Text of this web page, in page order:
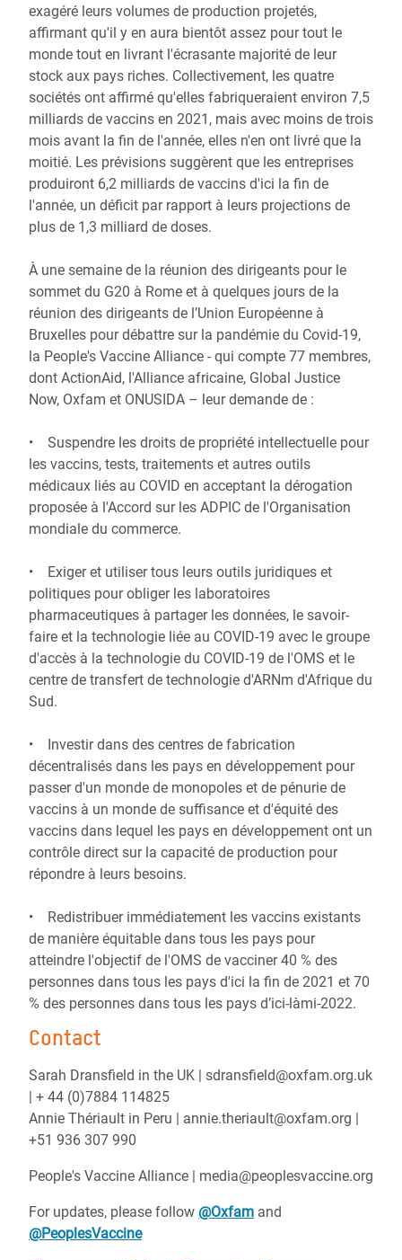
exagéré leurs volumes de production projetés,
affirmant qu'il y en aura bientôt assez pour tout le
monde tout en livrant l'écrasante majorité de leur
stock aux pays riches. Collectivement, les quatre
sociétés ont affirmé qu'elles fabriqueraient environ 7,5
milliards de vaccins en 2021, mais avec moins de trois
mois avant la fin de l'année, elles n'en ont livré que la
moitié. Les prévisions suggèrent que les entreprises
produiront 6,2 milliards de vaccins d'ici la fin de
l'année, un déficit par rapport à leurs projections de
plus de 1,3 milliard de doses.
À une semaine de la réunion des dirigeants pour le
sommet du G20 à Rome et à quelques jours de la
réunion des dirigeants de l’Union Européenne à
Bruxelles pour débattre sur la pandémie du Covid-19,
la People's Vaccine Alliance - qui compte 77 membres,
dont ActionAid, l'Alliance africaine, Global Justice
Now, Oxfam et ONUSIDA – leur demande de :
• Suspendre les droits de propriété intellectuelle pour
les vaccins, tests, traitements et autres outils
médicaux liés au COVID en acceptant la dérogation
proposée à l'Accord sur les ADPIC de l'Organisation
mondiale du commerce.
• Exiger et utiliser tous leurs outils juridiques et
politiques pour obliger les laboratoires
pharmaceutiques à partager les données, le savoir-
faire et la technologie liée au COVID-19 avec le groupe
d'accès à la technologie du COVID-19 de l'OMS et le
centre de transfert de technologie d'ARNm d'Afrique du
Sud.
• Investir dans des centres de fabrication
décentralisés dans les pays en développement pour
passer d'un monde de monopoles et de pénurie de
vaccins à un monde de suffisance et d'équité des
vaccins dans lequel les pays en développement ont un
contrôle direct sur la capacité de production pour
répondre à leurs besoins.
• Redistribuer immédiatement les vaccins existants
de manière équitable dans tous les pays pour
atteindre l'objectif de l'OMS de vacciner 40 % des
personnes dans tous les pays d'ici la fin de 2021 et 70
% des personnes dans tous les pays d’ici-làmi-2022.
Contact
Sarah Dransfield in the UK | sdransfield@oxfam.org.uk
| + 44 (0)7884 114825
Annie Thériault in Peru | annie.theriault@oxfam.org |
+51 936 307 990
People's Vaccine Alliance | media@peoplesvaccine.org
For updates, please follow @Oxfam and
@PeoplesVaccine